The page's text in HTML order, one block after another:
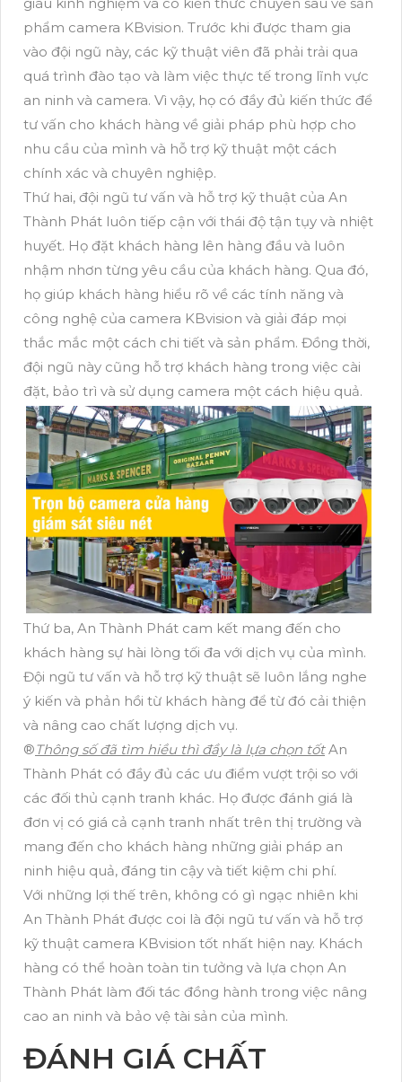
phẩm camera KBvision. Trước khi được tham gia
vào đội ngũ này, các kỹ thuật viên đã phải trải qua
quá trình đào tạo và làm việc thực tế trong lĩnh vực
an ninh và camera. Vì vậy, họ có đầy đủ kiến thức để
tư vấn cho khách hàng về giải pháp phù hợp cho
nhu cầu của mình và hỗ trợ kỹ thuật một cách
chính xác và chuyên nghiệp.
Thứ hai, đội ngũ tư vấn và hỗ trợ kỹ thuật của An
Thành Phát luôn tiếp cận với thái độ tận tụy và nhiệt
huyết. Họ đặt khách hàng lên hàng đầu và luôn
nhậm nhơn từng yêu cầu của khách hàng. Qua đó,
họ giúp khách hàng hiểu rõ về các tính năng và
công nghệ của camera KBvision và giải đáp mọi
thắc mắc một cách chi tiết và sản phẩm. Đồng thời,
đội ngũ này cũng hỗ trợ khách hàng trong việc cài
đặt, bảo trì và sử dụng camera một cách hiệu quả.
Thứ ba, An Thành Phát cam kết mang đến cho
khách hàng sự hài lòng tối đa với dịch vụ của mình.
Đội ngũ tư vấn và hỗ trợ kỹ thuật sẽ luôn lắng nghe
ý kiến và phản hồi từ khách hàng để từ đó cải thiện
và nâng cao chất lượng dịch vụ.
®️Thông số đã tìm hiều thì đầy là lựa chọn tốtAn
Thành Phát có đầy đủ các ưu điểm vượt trội so với
các đối thủ cạnh tranh khác. Họ được đánh giá là
đơn vị có giá cả cạnh tranh nhất trên thị trường và
mang đến cho khách hàng những giải pháp an
ninh hiệu quả, đáng tin cậy và tiết kiệm chi phí.
Với những lợi thế trên, không có gì ngạc nhiên khi
An Thành Phát được coi là đội ngũ tư vấn và hỗ trợ
kỹ thuật camera KBvision tốt nhất hiện nay. Khách
hàng có thể hoàn toàn tin tưởng và lựa chọn An
Thành Phát làm đối tác đồng hành trong việc nâng
cao an ninh và bảo vệ tài sản của mình.
ĐÁNH GIÁ CHẤT